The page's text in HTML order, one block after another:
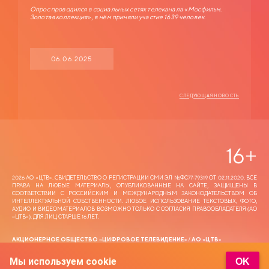
Опрос проводился в социальных сетях телеканала «Мосфильм.
Золотая коллекция», в нём приняли участие 1639 человек.
06.06.2025
СЛЕДУЮЩАЯ НОВОСТЬ
2026 АО «ЦТВ‎». СВИДЕТЕЛЬСТВО О РЕГИСТРАЦИИ СМИ ЭЛ №ФС77-79319 ОТ 02.11.2020. ВСЕ
ПРАВА НА ЛЮБЫЕ МАТЕРИАЛЫ, ОПУБЛИКОВАННЫЕ НА САЙТЕ, ЗАЩИЩЕНЫ В
СООТВЕТСТВИИ С РОССИЙСКИМ И МЕЖДУНАРОДНЫМ ЗАКОНОДАТЕЛЬСТВОМ ОБ
ИНТЕЛЛЕКТУАЛЬНОЙ СОБСТВЕННОСТИ. ЛЮБОЕ ИСПОЛЬЗОВАНИЕ ТЕКСТОВЫХ, ФОТО,
АУДИО И ВИДЕОМАТЕРИАЛОВ ВОЗМОЖНО ТОЛЬКО С СОГЛАСИЯ ПРАВООБЛАДАТЕЛЯ (АО
«ЦТВ‎»). ДЛЯ ЛИЦ СТАРШЕ 16 ЛЕТ.
АКЦИОНЕРНОЕ ОБЩЕСТВО «ЦИФРОВОЕ ТЕЛЕВИДЕНИЕ» / АО «ЦТВ»
АДРЕС ЭЛЕКТРОННОЙ ПОЧТЫ ДЛЯ ОБРАЩЕНИЙ —
16+
Мы используем cookie OK